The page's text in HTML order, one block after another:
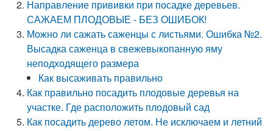
Направление прививки при посадке деревьев.
САЖАЕМ ПЛОДОВЫЕ - БЕЗ ОШИБОК!
Можно ли сажать саженцы с листьями. Ошибка №2.
Высадка саженца в свежевыкопанную яму
неподходящего размера
Как высаживать правильно
Как правильно посадить плодовые деревья на
участке. Где расположить плодовый сад
Как посадить дерево летом. Не исключаем и летний